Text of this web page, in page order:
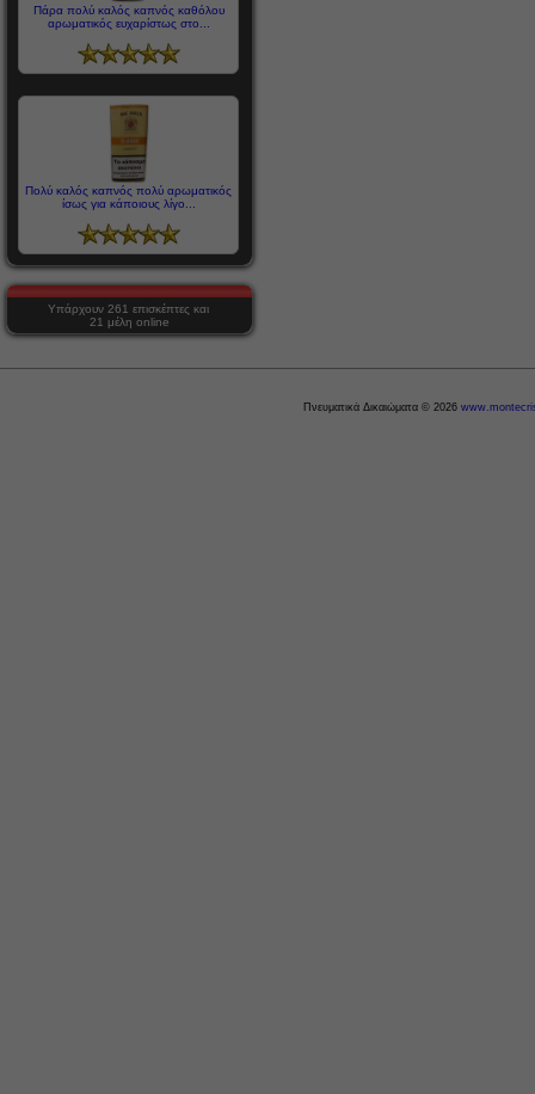
Πάρα πολύ καλός καπνός καθόλου
αρωματικός ευχαρίστως στο...
Πολύ καλός καπνός πολύ αρωματικός
ίσως για κάποιους λίγο...
Υπάρχουν 261 επισκέπτες και
21 μέλη online
Πνευματικά Δικαιώματα © 2026